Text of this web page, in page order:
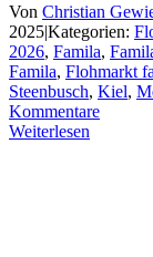
Von Christian
2025|Kategorien:
2026, Famila,
Famila, Flohmarkt
Steenbusch, Kiel,
Kommentare
Weiterlesen